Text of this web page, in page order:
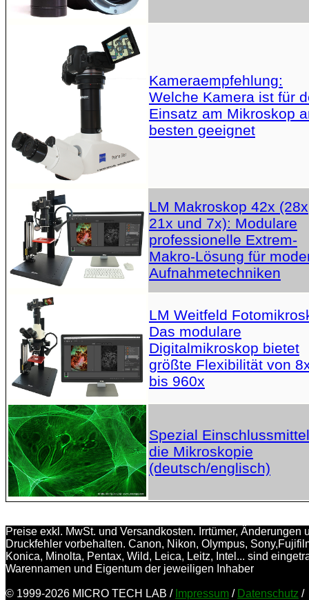
Kameraempfehlung:
Welche Kamera ist für
Einsatz am Mikroskop
besten geeignet
LM Makroskop 42x
21x und 7x): Modulare
professionelle Extrem-
Makro-Lösung für
Aufnahmetechniken
LM Weitfeld
Das modulare
Digitalmikroskop bietet
größte Flexibilität von
bis 960x
Spezial
die Mikroskopie
(deutsch/englisch)
Preise exkl. MwSt. und Versandkosten. Irrtümer, Änderungen
Druckfehler vorbehalten. Canon, Nikon, Olympus,
Konica, Minolta, Pentax, Wild, Leica, Leitz, Intel... sind
Warennamen und Eigentum der jeweiligen Inhaber
© 1999-2026 MICRO TECH LAB / Impressum / Datenschutz /